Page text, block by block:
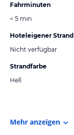
Fahrminuten
< 5 min
Hoteleigener Strand
Nicht verfügbar
Strandfarbe
Hell
Mehr anzeigen